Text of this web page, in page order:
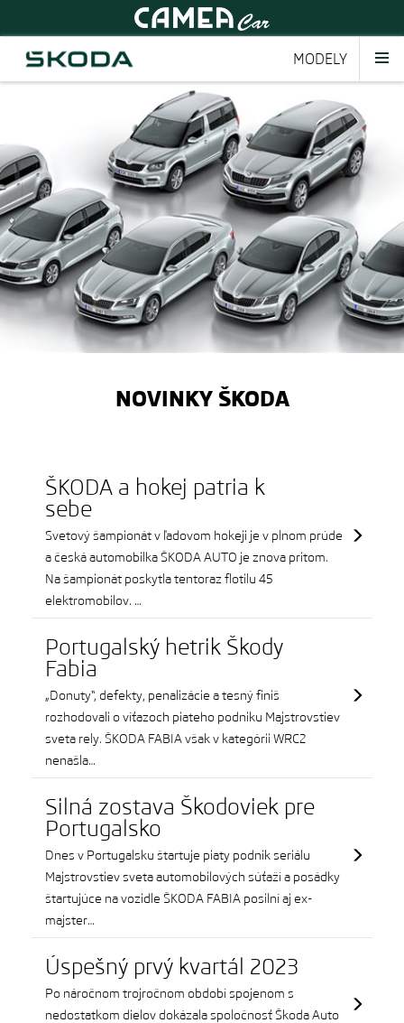
MODELY
NOVINKY ŠKODA
ŠKODA a hokej patria k
sebe
Svetový šampionát v ľadovom hokeji je v plnom prúde
a česká automobilka ŠKODA AUTO je znova pritom.
Na šampionát poskytla tentoraz flotilu 45
elektromobilov. …
Portugalský hetrik Škody
Fabia
„Donuty“, defekty, penalizácie a tesný finiš
rozhodovali o víťazoch piateho podniku Majstrovstiev
sveta rely. ŠKODA FABIA však v kategórii WRC2
nenašla…
Silná zostava Škodoviek pre
Portugalsko
Dnes v Portugalsku štartuje piaty podnik seriálu
Majstrovstiev sveta automobilových súťaží a posádky
štartujúce na vozidle ŠKODA FABIA posilní aj ex-
majster…
Úspešný prvý kvartál 2023
Po náročnom trojročnom období spojenom s
nedostatkom dielov dokázala spoločnosť Škoda Auto